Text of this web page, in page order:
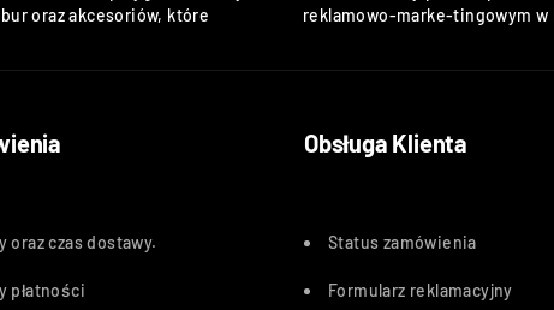
oraz akcesoriów, które
reklamowo-marke-tingowym
Obsługa Klienta
oraz czas dostawy.
płatności
Status zamówienia
Formularz reklamacyjny